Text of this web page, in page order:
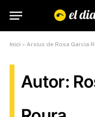
Inici » Arxius de Rosa Garcia
Autor: